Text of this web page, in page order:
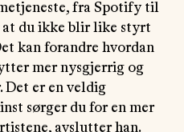
fra Spotify til
at du ikke blir like styrt
kan forandre hvordan
mer nysgjerrig og
Det er en veldig
sørger du for en mer
avslutter han.